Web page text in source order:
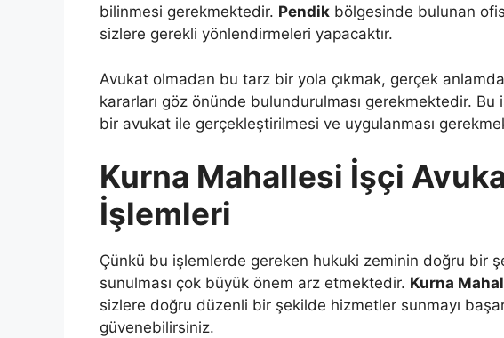
bilinmesi gerekmektedir. Pendik bölgesinde bulunan
sizlere gerekli yönlendirmeleri yapacaktır.
Avukat olmadan bu tarz bir yola çıkmak, gerçek
kararları göz önünde bulundurulması gerekmektedir.
bir avukat ile gerçekleştirilmesi ve uygulanması
Kurna Mahallesi İşçi
İşlemleri
Çünkü bu işlemlerde gereken hukuki zeminin doğru bir
sunulması çok büyük önem arz etmektedir. Kurna
sizlere doğru düzenli bir şekilde hizmetler sunmayı
güvenebilirsiniz.